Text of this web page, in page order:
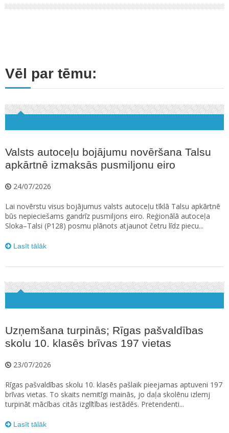
Vēl par tēmu:
Valsts autoceļu bojājumu novēršana Talsu
apkārtnē izmaksās pusmiljonu eiro
24/07/2026
Lai novērstu visus bojājumus valsts autoceļu tīklā Talsu apkārtnē
būs nepieciešams gandrīz pusmiljons eiro. Reģionālā autoceļa
Sloka–Talsi (P128) posmu plānots atjaunot četru līdz piecu...
Lasīt tālāk
Uzņemšana turpinās; Rīgas pašvaldības
skolu 10. klasēs brīvas 197 vietas
23/07/2026
Rīgas pašvaldības skolu 10. klasēs pašlaik pieejamas aptuveni 197
brīvas vietas. To skaits nemitīgi mainās, jo daļa skolēnu izlemj
turpināt mācības citās izglītības iestādēs. Pretendenti...
Lasīt tālāk